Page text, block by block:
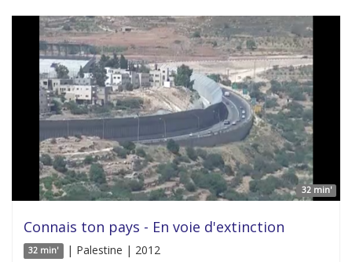
32 min'
Connais ton pays - En voie d'extinction
32 min' | Palestine | 2012